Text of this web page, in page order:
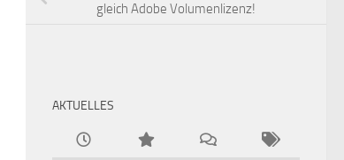
gleich Adobe Volumenlizenz!
AKTUELLES